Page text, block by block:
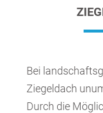
Bei
Ziegeldach
Durch die